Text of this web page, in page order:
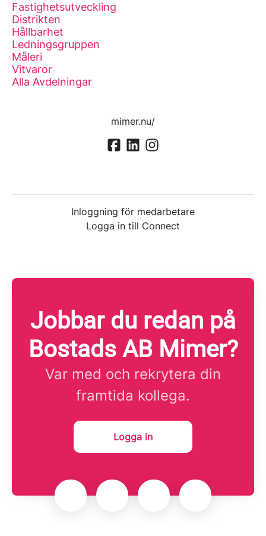
Fastighetsutveckling
Distrikten
Hållbarhet
Ledningsgruppen
Måleri
Vitvaror
Alla Avdelningar
mimer.nu/
Inloggning för medarbetare
Logga in till Connect
Jobbar du redan på
Bostads AB Mimer?
Var med och rekrytera din
framtida kollega.
Logga in